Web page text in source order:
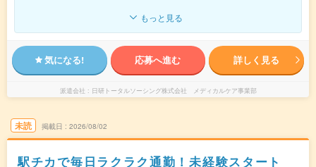
もっと見る
気になる! 応募へ進む 詳しく見る
派遣会社 日研トータルソーシング株式会社 メディカルケア事業部
未読 掲載日 2026/08/02
駅チカで毎日ラクラク通勤！未経験スタート